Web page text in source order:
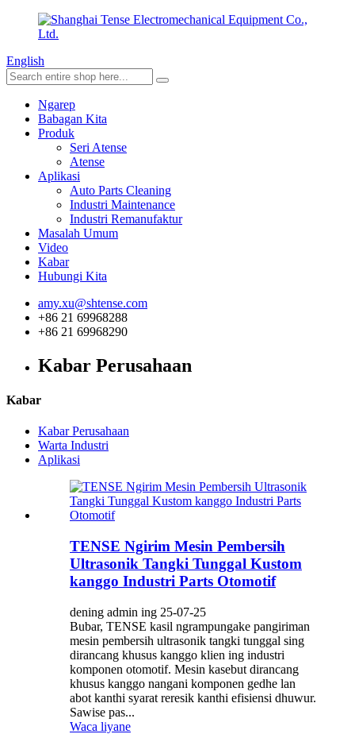
English
Ngarep
Babagan Kita
Produk
Seri Atense
Atense
Aplikasi
Auto Parts Cleaning
Industri Maintenance
Industri Remanufaktur
Masalah Umum
Video
Kabar
Hubungi Kita
amy.xu@shtense.com
+86 21 69968288
+86 21 69968290
Kabar Perusahaan
Kabar
Kabar Perusahaan
Warta Industri
Aplikasi
TENSE Ngirim Mesin Pembersih
Ultrasonik Tangki Tunggal Kustom
kanggo Industri Parts Otomotif
dening admin ing 25-07-25
Bubar, TENSE kasil ngrampungake pangiriman
mesin pembersih ultrasonik tangki tunggal sing
dirancang khusus kanggo klien ing industri
komponen otomotif. Mesin kasebut dirancang
khusus kanggo nangani komponen gedhe lan
abot kanthi syarat reresik kanthi efisiensi dhuwur.
Sawise pas...
Waca liyane